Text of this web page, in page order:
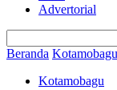
Advertorial
Beranda Kotamobagu
Kotamobagu